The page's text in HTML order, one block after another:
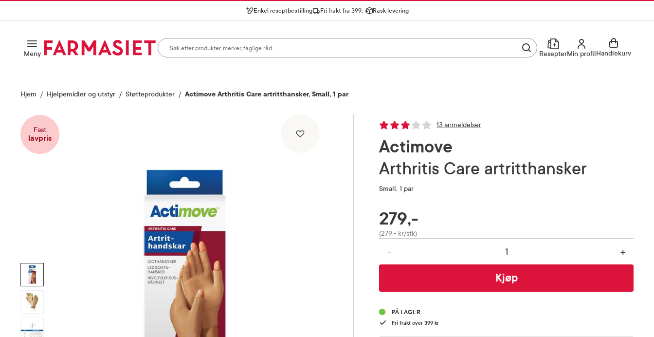
Enkel reseptbestilling Fri frakt fra 399,- Rask levering
INNHOLD
MenyÅpne
Søk i apotek
Utfør søkResepterMin profilMin profilHandlekurv
Hjem Hjelpemidler og utstyr Støtteprodukter Actimove Arthritis Care artritthansker, Small, 1 par
Fast
lavpris Vis bilde 1 av 4
13 anmeldelser
Actimove
Arthritis Care artritthansker
Small, 1 par
RABATTPROSENT
Pris
279,-
(279,- kr/stk)
- +
Kjøp
PÅ LAGER
Fri frakt over 399 kr